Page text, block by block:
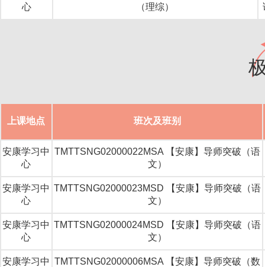
心
（理综）
上课地点 班次及班别
安康学习中
心
TMTTSNG02000022MSA 【安康】导师突破（语
文）
安康学习中
心
TMTTSNG02000023MSD 【安康】导师突破（语
文）
安康学习中
心
TMTTSNG02000024MSD 【安康】导师突破（语
文）
安康学习中 TMTTSNG02000006MSA 【安康】导师突破（数